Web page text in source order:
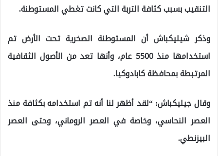
التنقيب بسبب كثافة التربة التي كانت تغطي المستوطنة.
وذكر شيليكباش أن المستوطنة الصخرية تحت الأرض تم
استخدامها منذ 5500 عام، وأنها تعد من الأصول الثقافية
المرتبطة بمحافظة كابادوكيا.
وقال جيليكباش: “لقد أظهر لنا أنه تم استخدامه بكثافة منذ
العصر النحاسي، وخاصة في العصر الروماني، وحتى العصر
البيزنطي.